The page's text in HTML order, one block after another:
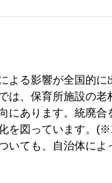
る影響が全国的に
、保育所施設の老
にあります。統廃
を図っています。
いても、自治体に